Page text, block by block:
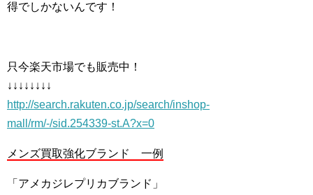
得でしかないんです！
只今楽天市場でも販売中！
↓↓↓↓↓↓↓↓
http://search.rakuten.co.jp/search/inshop-
mall/rm/-/sid.254339-st.A?x=0
メンズ買取強化ブランド 一例
「アメカジレプリカブランド」